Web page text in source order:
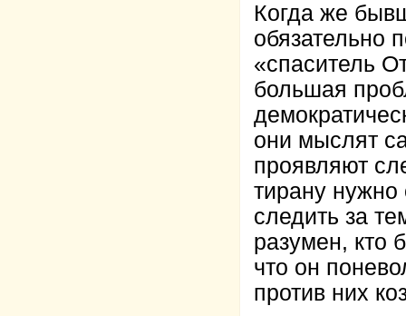
Когда же
обязательно
«спаситель
большая
они мыслят
проявляют
тирану нужно
следить за
разумен, кто
что он
против них